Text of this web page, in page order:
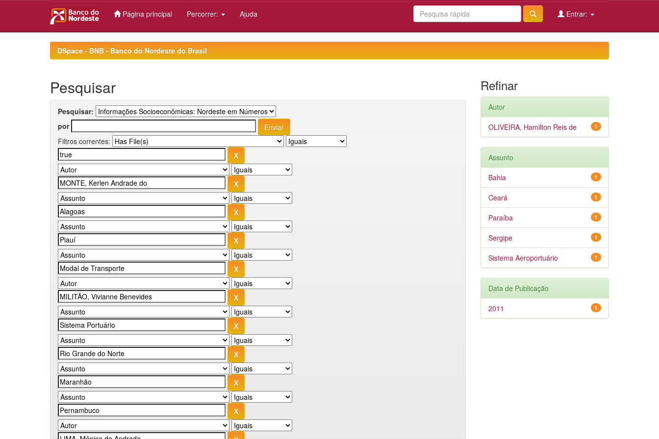
Página principal Percorrer: Ajuda Entrar:
DSpace - BNB - Banco do Nordeste do Brasil
Pesquisar
Pesquisar:
por
Filtros correntes:
Refinar
Autor
1
OLIVEIRA, Hamilton Reis de
Assunto
1
Bahia
1
Ceará
1
Paraíba
1
Sergipe
1
Sistema Aeroportuário
Data de Publicação
1
2011